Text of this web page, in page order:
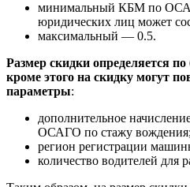
минимальный КБМ по
юридических лиц может
максимальный — 0.5.
Размер скидки определяется
кроме этого на скидку могут
параметры:
дополнительное
ОСАГО по стажу вождения;
регион регистрации
количество водителей для